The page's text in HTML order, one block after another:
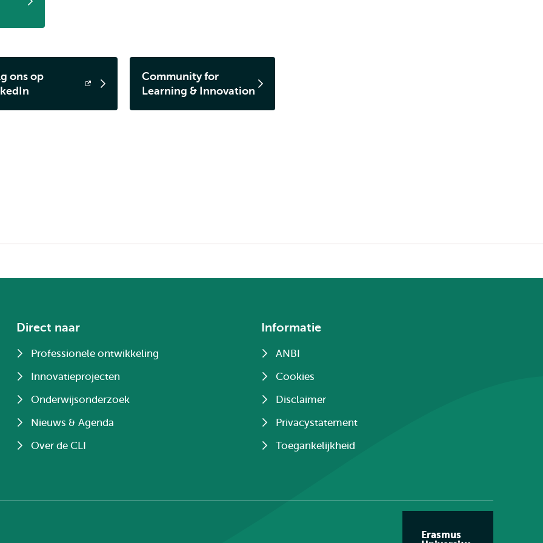
ons op
Community for
Learning & Innovation
Direct naar
Professionele ontwikkeling
Innovatieprojecten
Onderwijsonderzoek
Nieuws & Agenda
Over de CLI
Informatie
ANBI
Cookies
Disclaimer
Privacystatement
Toegankelijkheid
Erasmus